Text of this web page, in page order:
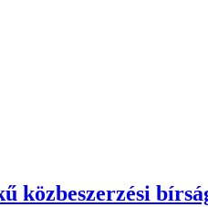
közbeszerzési